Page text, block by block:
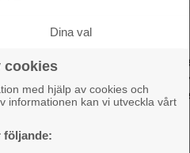
streama
perfekt
första
Dina val
cookies
med hjälp av cookies och
informationen kan vi utveckla vårt
följande: